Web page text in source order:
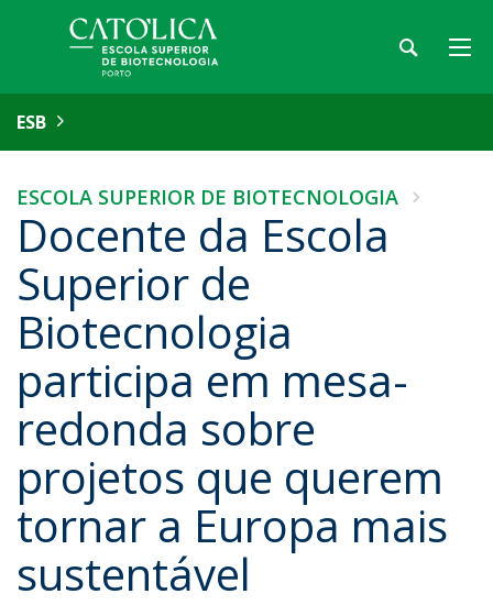
ESB
ESCOLA SUPERIOR DE BIOTECNOLOGIA
Docente da Escola
Superior de
Biotecnologia
participa em mesa-
redonda sobre
projetos que querem
tornar a Europa mais
sustentável